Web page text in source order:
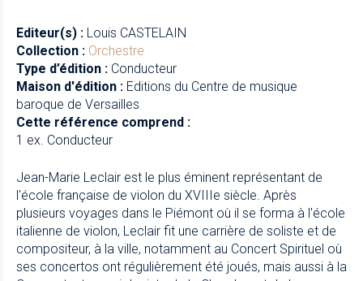
Editeur(s) : Louis CASTELAIN
Collection : Orchestre
Type d’édition : Conducteur
Maison d'édition : Editions du Centre de musique
baroque de Versailles
Cette référence comprend :
1 ex. Conducteur
Jean-Marie Leclair est le plus éminent représentant de
l'école française de violon du XVIIIe siècle. Après
plusieurs voyages dans le Piémont où il se forma à l'école
italienne de violon, Leclair fit une carrière de soliste et de
compositeur, à la ville, notamment au Concert Spirituel où
ses concertos ont régulièrement été joués, mais aussi à la